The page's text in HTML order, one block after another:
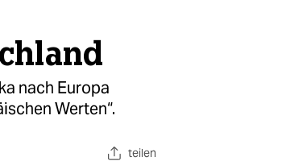
nach Europa
Werten“.
teilen